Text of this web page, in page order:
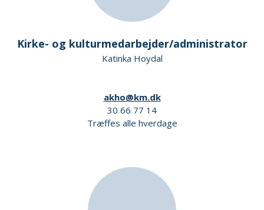
Kirke- og kulturmedarbejder/administrator
Katinka Hoydal
akho@km.dk
30 66 77 14
Træffes alle hverdage